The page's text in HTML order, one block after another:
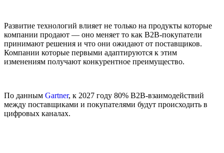
Развитие технологий влияет не только на продукты которые
компании продают — оно меняет то как B2B-покупатели
принимают решения и что они ожидают от поставщиков.
Компании которые первыми адаптируются к этим
изменениям получают конкурентное преимущество.
По данным Gartner, к 2027 году 80% B2B-взаимодействий
между поставщиками и покупателями будут происходить в
цифровых каналах.